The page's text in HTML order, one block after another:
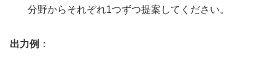
分野からそれぞれ1つずつ提案してください。
出力例 ：